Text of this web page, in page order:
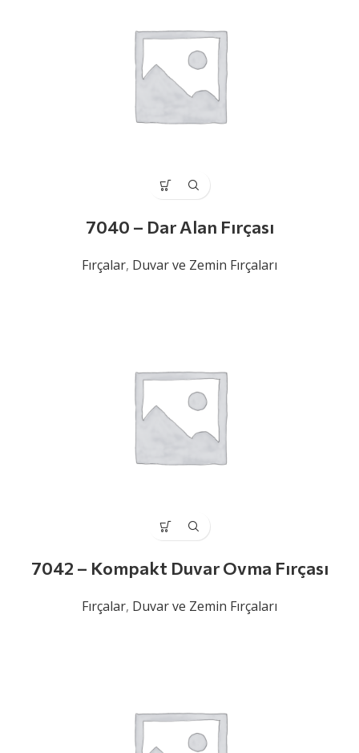
7040 – Dar Alan Fırçası
Fırçalar, Duvar ve Zemin Fırçaları
7042 – Kompakt Duvar Ovma Fırçası
Fırçalar, Duvar ve Zemin Fırçaları